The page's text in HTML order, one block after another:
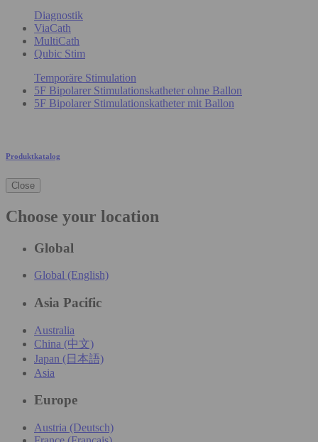
Diagnostik
ViaCath
MultiCath
Qubic Stim
Temporäre Stimulation
5F Bipolarer Stimulationskatheter ohne Ballon
5F Bipolarer Stimulationskatheter mit Ballon
Produktkatalog
Close
Choose your location
Global
Global (English)
Asia Pacific
Australia
China (中文)
Japan (日本語)
Asia
Europe
Austria (Deutsch)